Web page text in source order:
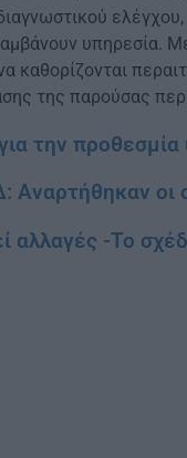
υπηρεσία.
καθορίζονται
της παρούσας
την
οι
αλλαγές -Το